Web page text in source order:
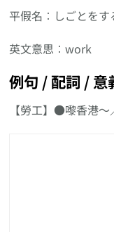
平假名︰しごとをす
英文意思︰work
例句 / 配詞 / 意
【勞工】●嚟香港〜